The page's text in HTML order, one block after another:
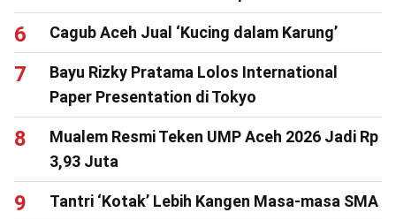
Cagub Aceh Jual ‘Kucing dalam Karung’
Bayu Rizky Pratama Lolos International
Paper Presentation di Tokyo
Mualem Resmi Teken UMP Aceh 2026 Jadi Rp
3,93 Juta
Tantri ‘Kotak’ Lebih Kangen Masa-masa SMA